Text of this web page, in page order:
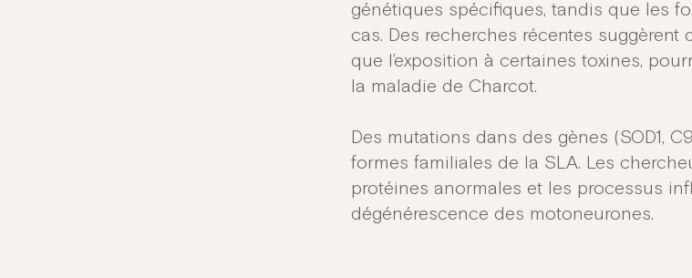
génétiques spécifiques, tandis que les
cas. Des recherches récentes
que l’exposition à certaines toxines,
la maladie de Charcot.
Des mutations dans des gènes (SOD1,
formes familiales de la SLA. Les
protéines anormales et les processus
dégénérescence des motoneurones.